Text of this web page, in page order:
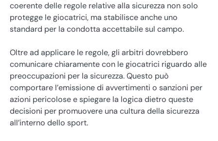
coerente delle regole relative alla sicurezza non solo
protegge le giocatrici, ma stabilisce anche uno
standard per la condotta accettabile sul campo.
Oltre ad applicare le regole, gli arbitri dovrebbero
comunicare chiaramente con le giocatrici riguardo alle
preoccupazioni per la sicurezza. Questo può
comportare l’emissione di avvertimenti o sanzioni per
azioni pericolose e spiegare la logica dietro queste
decisioni per promuovere una cultura della sicurezza
all’interno dello sport.